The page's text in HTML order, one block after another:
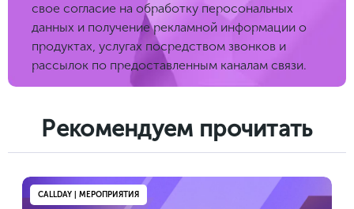
свое согласие на обработку перосональных
данных и получение рекламной информации о
продуктах, услугах посредством звонков и
рассылок по предоставленным каналам связи.
Рекомендуем прочитать
CALLDAY | МЕРОПРИЯТИЯ